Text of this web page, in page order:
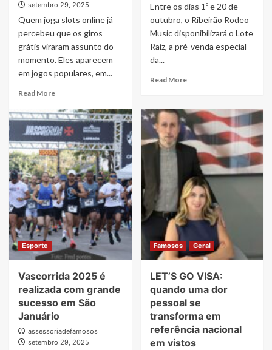
setembro 29, 2025
Quem joga slots online já
percebeu que os giros
grátis viraram assunto do
momento. Eles aparecem
em jogos populares, em...
Read MoreRead
about
Giros
grátis
no
cassino
online:
o
que
são,
como
funcionam
como
com
segurança
Entre os dias 1º e 20 de
outubro, o Ribeirão Rodeo
Music disponibilizará o Lote
Raiz, a pré-venda especial
da...
Read MoreRead
Ribeirão
Rodeo
Music
abre
vendas
Lote
Raiz
para
a
edição
histórica
de
20
anos
Esporte
Vascorrida 2025 é
realizada com grande
sucesso em São
Januário
assessoriadefamosos
setembro 29, 2025
Famosos Geral
LET’S GO VISA:
quando uma dor
pessoal se
transforma em
referência nacional
em vistos